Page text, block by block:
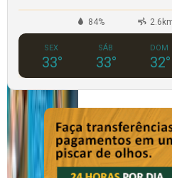
84%
SEX
33°
SÁB
33°
DOM
32°